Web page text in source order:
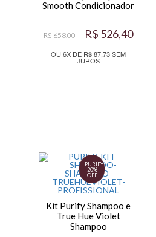
Smooth Condicionador
R$ 658,00 R$ 526,40
OU 6X DE R$ 87,73 SEM
JUROS
PURIFY
20%
OFF
Kit Purify Shampoo e
True Hue Violet
Shampoo